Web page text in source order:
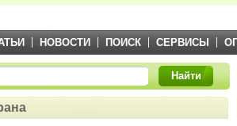
НОВОСТИ ПОИСК СЕРВИСЫ
Найти